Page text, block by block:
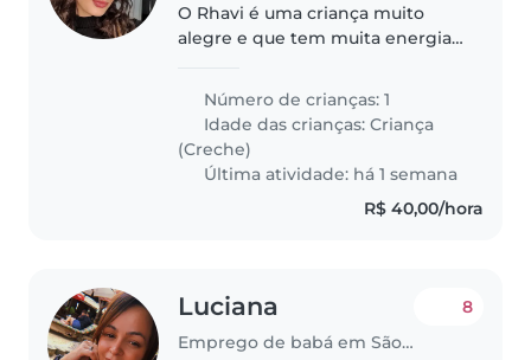
O Rhavi é uma criança muito
alegre e que tem muita energia.
cuide dele das 16:20 até as 23:00
da noite de segunda a sex.
Sábado..
Número de crianças: 1
Idade das crianças:Criança
(Creche)
Última atividade: há 1 semana
R$ 40,00/hora
Luciana
Emprego de babá em São Paulo
8